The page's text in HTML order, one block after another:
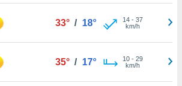
33° / 18° 14- 37
km/h
35° / 17° 10- 29
km/h